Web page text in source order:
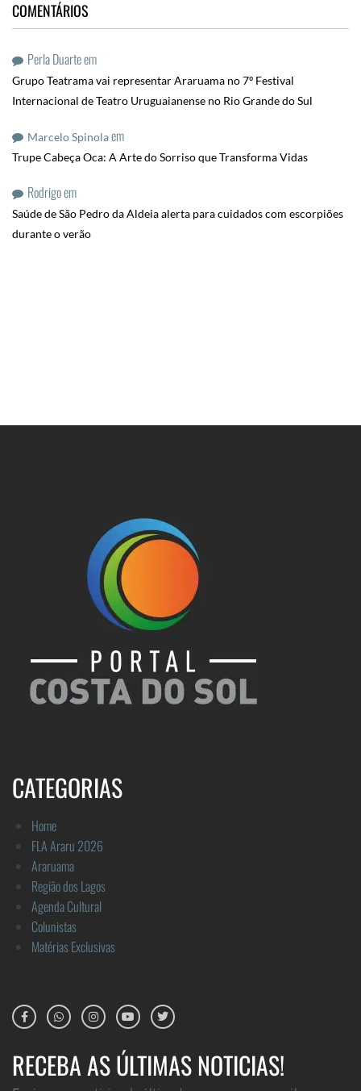
COMENTÁRIOS
Perla Duarteem
Grupo Teatrama vai representar Araruama no 7º Festival
Internacional de Teatro Uruguaianense no Rio Grande do Sul
Marcelo Spinolaem
Trupe Cabeça Oca: A Arte do Sorriso que Transforma Vidas
Rodrigoem
Saúde de São Pedro da Aldeia alerta para cuidados com escorpiões
durante o verão
CATEGORIAS
Home
FLA Araru 2026
Araruama
Região dos Lagos
Agenda Cultural
Colunistas
Matérias Exclusivas
RECEBA AS ÚLTIMAS NOTICIAS!